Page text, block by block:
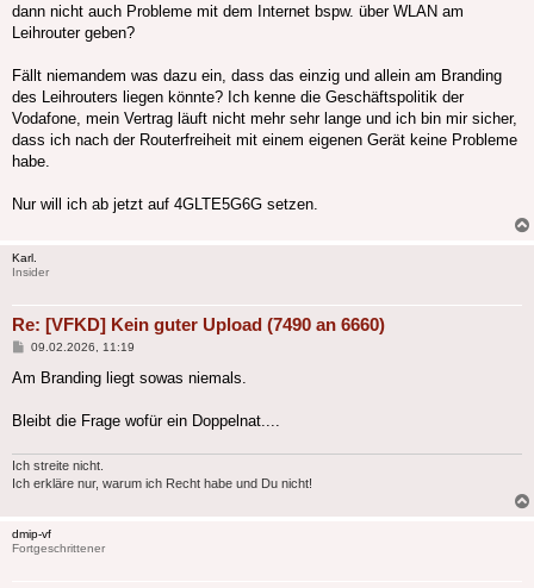
dann nicht auch Probleme mit dem Internet bspw. über WLAN am
Leihrouter geben?
Fällt niemandem was dazu ein, dass das einzig und allein am Branding
des Leihrouters liegen könnte? Ich kenne die Geschäftspolitik der
Vodafone, mein Vertrag läuft nicht mehr sehr lange und ich bin mir sicher,
dass ich nach der Routerfreiheit mit einem eigenen Gerät keine Probleme
habe.
Nur will ich ab jetzt auf 4GLTE5G6G setzen.
Karl.
Insider
Re: [VFKD] Kein guter Upload (7490 an 6660)
Beitrag
09.02.2026, 11:19
Am Branding liegt sowas niemals.
Bleibt die Frage wofür ein Doppelnat....
Ich streite nicht.
Ich erkläre nur, warum ich Recht habe und Du nicht!
dmip-vf
Fortgeschrittener